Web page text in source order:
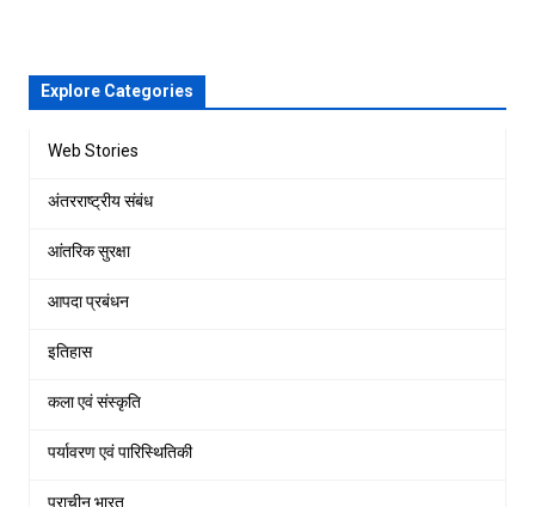
Explore Categories
Web Stories
अंतरराष्ट्रीय संबंध
आंतरिक सुरक्षा
आपदा प्रबंधन
इतिहास
कला एवं संस्कृति
पर्यावरण एवं पारिस्थितिकी
प्राचीन भारत